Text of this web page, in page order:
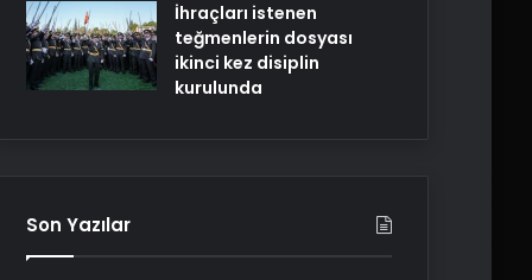
İhraçları istenen
teğmenlerin dosyası
ikinci kez disiplin
kurulunda
Son Yazılar